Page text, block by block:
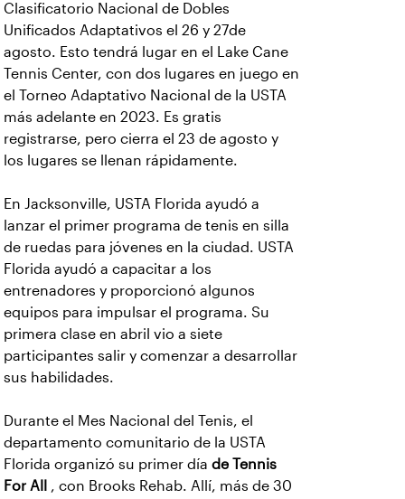
Clasificatorio Nacional de Dobles
Unificados Adaptativos el 26 y 27de
agosto. Esto tendrá lugar en el Lake Cane
Tennis Center, con dos lugares en juego en
el Torneo Adaptativo Nacional de la USTA
más adelante en 2023. Es gratis
registrarse, pero cierra el 23 de agosto y
los lugares se llenan rápidamente.
En Jacksonville, USTA Florida ayudó a
lanzar el primer programa de tenis en silla
de ruedas para jóvenes en la ciudad. USTA
Florida ayudó a capacitar a los
entrenadores y proporcionó algunos
equipos para impulsar el programa. Su
primera clase en abril vio a siete
participantes salir y comenzar a desarrollar
sus habilidades.
Durante el Mes Nacional del Tenis, el
departamento comunitario de la USTA
Florida organizó su primer día de Tennis
For All , con Brooks Rehab. Allí, más de 30